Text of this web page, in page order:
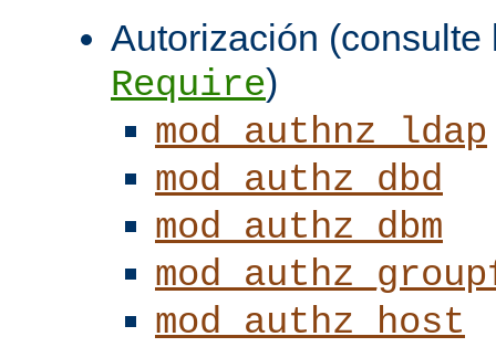
Autorización (consulte
Require)
mod_authnz_ldap
mod_authz_dbd
mod_authz_dbm
mod_authz_host